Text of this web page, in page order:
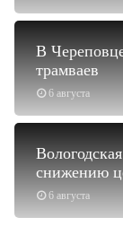
6 августа
В
трамваев
6 августа
снижению